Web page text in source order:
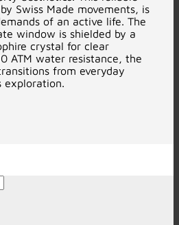
Swiss Made movements, is
of an active life. The
window is shielded by a
crystal for clear
ATM water resistance, the
from everyday
exploration.